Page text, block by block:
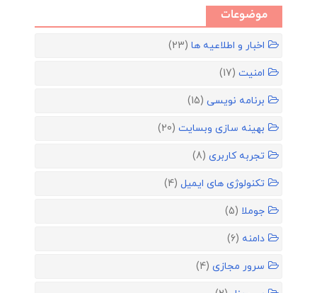
موضوعات
اخبار و اطلاعیه ها (23)
امنیت (17)
برنامه نویسی (15)
بهینه سازی وبسایت (20)
تجربه کاربری (8)
تکنولوژی های ایمیل (4)
جوملا (5)
دامنه (6)
سرور مجازی (4)